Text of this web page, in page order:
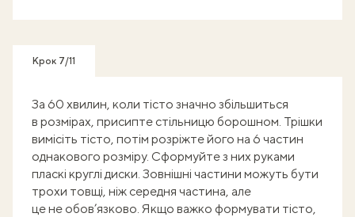
Крок 7/11
За 60 хвилин, коли тісто значно збільшиться
в розмірах, присипте стільницю борошном. Трішки
вимісіть тісто, потім розріжте його на 6 частин
однакового розміру. Сформуйте з них руками
пласкі круглі диски. Зовнішні частини можуть бути
трохи товщі, ніж середня частина, але
це не обов’язково. Якщо важко формувати тісто,